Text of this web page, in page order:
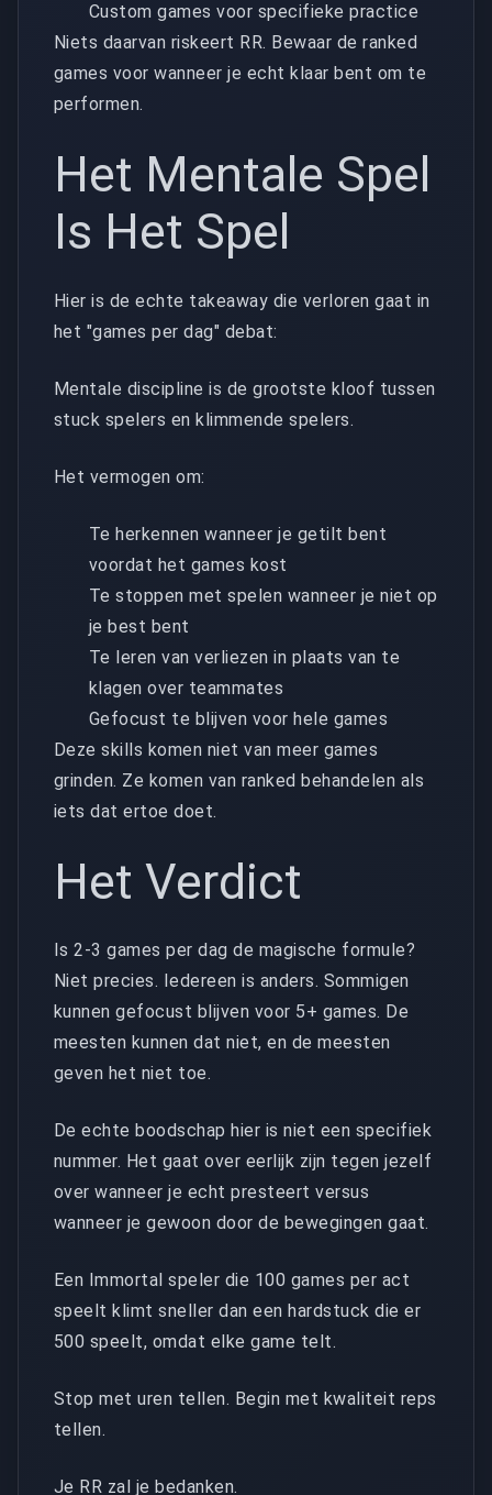
Custom games voor specifieke practice
Niets daarvan riskeert RR. Bewaar de ranked
games voor wanneer je echt klaar bent om te
performen.
Het Mentale Spel
Is Het Spel
Hier is de echte takeaway die verloren gaat in
het "games per dag" debat:
Mentale discipline is de grootste kloof tussen
stuck spelers en klimmende spelers.
Het vermogen om:
Te herkennen wanneer je getilt bent
voordat het games kost
Te stoppen met spelen wanneer je niet op
je best bent
Te leren van verliezen in plaats van te
klagen over teammates
Gefocust te blijven voor hele games
Deze skills komen niet van meer games
grinden. Ze komen van ranked behandelen als
iets dat ertoe doet.
Het Verdict
Is 2-3 games per dag de magische formule?
Niet precies. Iedereen is anders. Sommigen
kunnen gefocust blijven voor 5+ games. De
meesten kunnen dat niet, en de meesten
geven het niet toe.
De echte boodschap hier is niet een specifiek
nummer. Het gaat over eerlijk zijn tegen jezelf
over wanneer je echt presteert versus
wanneer je gewoon door de bewegingen gaat.
Een Immortal speler die 100 games per act
speelt klimt sneller dan een hardstuck die er
500 speelt, omdat elke game telt.
Stop met uren tellen. Begin met kwaliteit reps
tellen.
Je RR zal je bedanken.